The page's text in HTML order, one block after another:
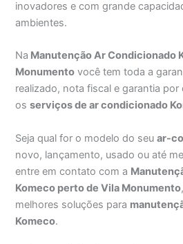
inovadores e com grande
ambientes.
Na Manutenção Ar Condicionado
Monumento você tem toda a
realizado, nota fiscal e garantia
osserviços de ar condicionado
Seja qual for o modelo do seuar-
novo, lançamento, usado ou até
entre em contato com a
Komeco perto de Vila Monumento
melhores soluções para
Komeco.